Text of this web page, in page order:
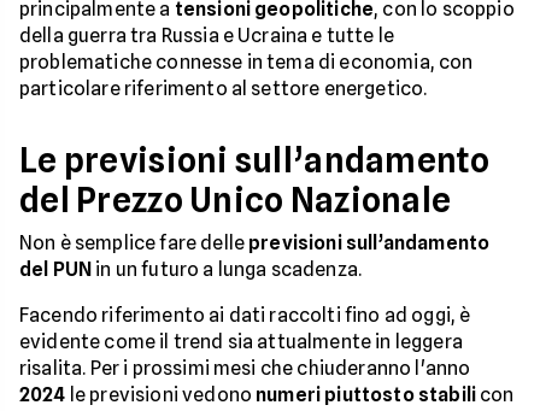
principalmente a tensioni geopolitiche, con lo scoppio
della guerra tra Russia e Ucraina e tutte le
problematiche connesse in tema di economia, con
particolare riferimento al settore energetico.
Le previsioni sull’andamento
del Prezzo Unico Nazionale
Non è semplice fare delle previsioni sull’andamento
del PUN in un futuro a lunga scadenza.
Facendo riferimento ai dati raccolti fino ad oggi, è
evidente come il trend sia attualmente in leggera
risalita. Per i prossimi mesi che chiuderanno l'anno
2024 le previsioni vedono numeri piuttosto stabili con